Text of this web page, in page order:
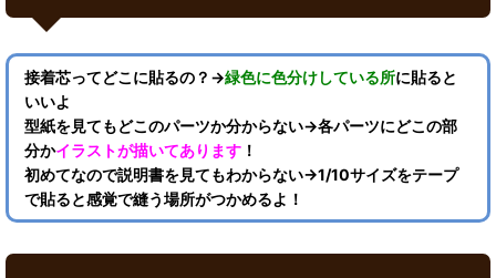
接着芯ってどこに貼るの？→緑色に色分けしている所に貼ると
いいよ
型紙を見てもどこのパーツか分からない→各パーツにどこの部
分かイラストが描いてあります ！
初めてなので説明書を見てもわからない→1/10サイズをテープ
で貼ると感覚で縫う場所がつかめるよ！